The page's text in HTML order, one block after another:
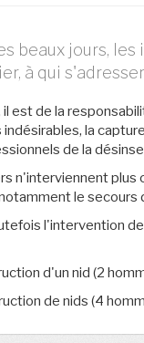
beaux jours, les
à qui
il est de la
la
de la
n'interviennent plus
le secours
l'intervention
d'un nid (2
de nids (4